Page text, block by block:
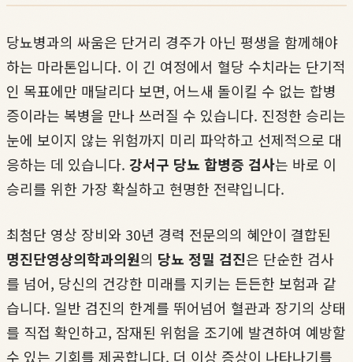
당뇨병과의 싸움은 단거리 경주가 아닌 평생을 함께해야
하는 마라톤입니다. 이 긴 여정에서 혈당 수치라는 단기적
인 목표에만 매달리다 보면, 어느새 돌이킬 수 없는 합병
증이라는 복병을 만나 쓰러질 수 있습니다. 진정한 승리는
눈에 보이지 않는 위험까지 미리 파악하고 선제적으로 대
응하는 데 있습니다. 강서구 당뇨 합병증 검사는 바로 이
승리를 위한 가장 확실하고 현명한 전략입니다.
최첨단 영상 장비와 30년 경력 전문의의 혜안이 결합된
명진단영상의학과의원의 당뇨 정밀 검진은 단순한 검사
를 넘어, 당신의 건강한 미래를 지키는 든든한 보험과 같
습니다. 일반 검진의 한계를 뛰어넘어 혈관과 장기의 상태
를 직접 확인하고, 잠재된 위험을 조기에 발견하여 예방할
수 있는 기회를 제공합니다. 더 이상 증상이 나타나기를